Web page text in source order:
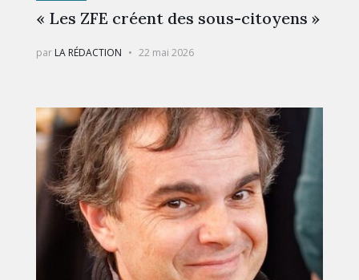
« Les ZFE créent des sous-citoyens »
par LA RÉDACTION 22 mai 2026